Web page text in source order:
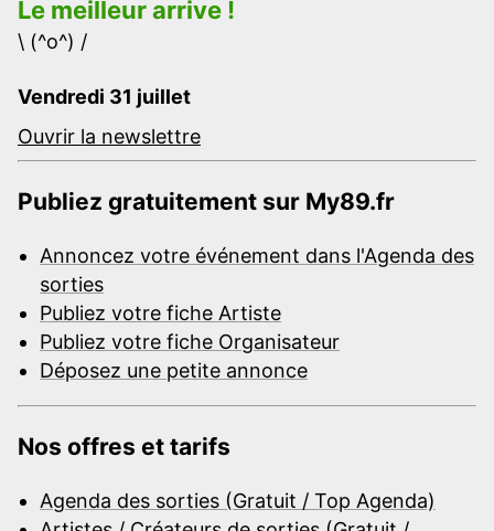
Le meilleur arrive !
\ (^o^) /
Vendredi 31 juillet
Ouvrir la newslettre
Publiez gratuitement sur My89.fr
Annoncez votre événement dans l'Agenda des
sorties
Publiez votre fiche Artiste
Publiez votre fiche Organisateur
Déposez une petite annonce
Nos offres et tarifs
Agenda des sorties (Gratuit / Top Agenda)